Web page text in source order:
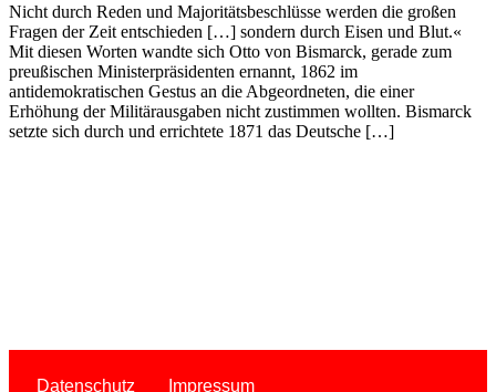
Nicht durch Reden und Majoritätsbeschlüsse werden die großen
Fragen der Zeit entschieden […] sondern durch Eisen und Blut.«
Mit diesen Worten wandte sich Otto von Bismarck, gerade zum
preußischen Minister­präsidenten ernannt, 1862 im
antidemokratischen Gestus an die Abgeordneten, die einer
Erhöhung der Militäraus­gaben nicht zustimmen wollten. Bismarck
setzte sich durch und errichtete 1871 das Deutsche […]
Datenschutz Impressum